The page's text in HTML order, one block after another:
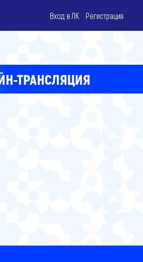
Вход в ЛК Регистрация
ТРАНСЛЯЦИЯ